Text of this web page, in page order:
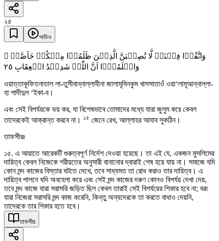
২৫
অডিও
وَاتَّقُوۡا فِتۡنَۃً لَّا تُصِیۡبَنَّ الَّذِیۡنَ ظَلَمُوۡا مِنۡکُمۡ خَآصَّۃً ۚ
وَاعۡلَمُوۡۤا اَنَّ اللّٰہَ شَدِیۡدُ الۡعِقَابِ ٢٥
ওয়াত্তাকূফিতনাতাল লা-তুসীবান্নাল্লাযীনা জালামূমিনকুম খাসসাতাওঁ ওয়া‘লামূআন্নাল্লা-
হা শাদীদুল ‘ইকা-ব।
এবং সেই বিপর্যয়কে ভয় কর, যা বিশেষভাবে তোমাদের মধ্যে যারা জুলুম করে কেবল
তাদেরকেই আক্রান্ত করবে না। ১৫ জেনে রেখ, আল্লাহর আযাব সুকঠিন।
তাফসীরঃ
১৫. এ আয়াতে আরেকটি গুরুত্বপূর্ণ নির্দেশ দেওয়া হয়েছে। তা এই যে, একজন মুসলিমের
দায়িত্ব কেবল নিজেকে শরীয়তের অনুসারী বানানোর দ্বারাই শেষ হয়ে যায় না। সমাজে যদি
কোন মন্দ কাজের বিস্তার ঘটতে দেখে, তবে সাধ্যমত তা রোধ করাও তার দায়িত্ব। এ
দায়িত্ব পালনে যদি অবহেলা করে এবং সেই মন্দ কাজের দরুণ কোনও বিপর্যয় দেখা দেয়,
তবে মন্দ কাজে যারা সরাসরি জড়িত ছিল কেবল তারাই সেই বিপর্যয়ের শিকার হবে না; বরং
যারা নিজেরা সরাসরি মন্দ কাজ করেনি, কিন্তু অন্যদেরকে তা করতে বাধাও দেয়নি,
তাদেরকে তার শিকার হতে হবে।
তাফসীর